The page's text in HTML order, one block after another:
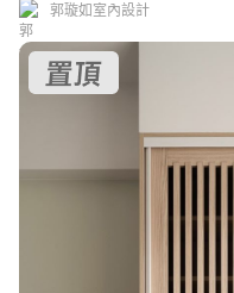
郭璇如室內設計